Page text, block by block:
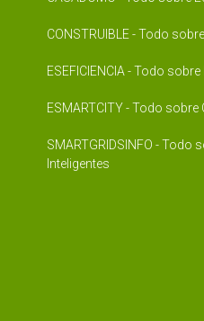
CONSTRUIBLE - Todo
ESEFICIENCIA - Todo
ESMARTCITY - Todo sobre
SMARTGRIDSINFO - Todo
Inteligentes